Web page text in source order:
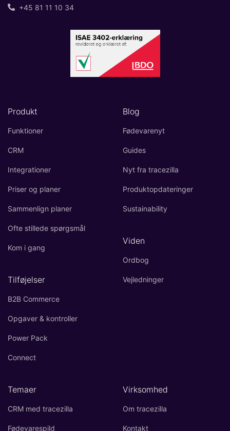
+45 81 11 10 34
Produkt
Funktioner
CRM
Integrationer
Priser og planer
Sammenlign planer
Ofte stillede spørgsmål
Kom i gang
Tilføjelser
B2B Commerce
Opgaver & kontroller
Power Pack
Connect
Blog
Fødevarenyt
Guides
Nyt fra tracezilla
Produktopdateringer
Sustainability
Viden
Ordbog
Vejledninger
Temaer
CRM med tracezilla
Fødevarespild
Virksomhed
Om tracezilla
Kontakt